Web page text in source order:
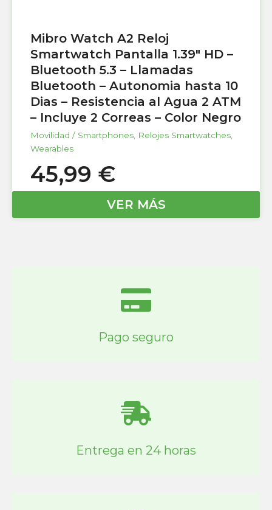
Mibro Watch A2 Reloj
Smartwatch Pantalla 1.39″ HD –
Bluetooth 5.3 – Llamadas
Bluetooth – Autonomia hasta 10
Dias – Resistencia al Agua 2 ATM
– Incluye 2 Correas – Color Negro
Movilidad / Smartphones Relojes Smartwatches
Wearables
45,99 €
VER MÁS
Pago seguro
Entrega en 24 horas